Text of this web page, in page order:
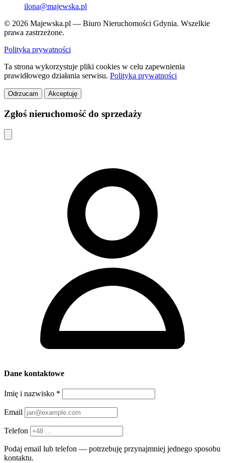
ilona@majewska.pl
© 2026 Majewska.pl — Biuro Nieruchomości Gdynia. Wszelkie
prawa zastrzeżone.
Polityka prywatności
Ta strona wykorzystuje pliki cookies w celu zapewnienia
prawidłowego działania serwisu. Polityka prywatności
Odrzucam Akceptuję
Zgłoś nieruchomość do sprzedaży
Dane kontaktowe
Imię i nazwisko *
Email
Telefon
Podaj email lub telefon — potrzebuję przynajmniej jednego sposobu
kontaktu.